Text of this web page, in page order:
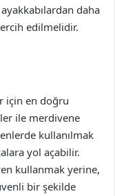
ayakkabılardan daha
edilmelidir.
için en doğru
ile merdivene
kullanılmak
yol açabilir.
kullanmak yerine,
bir şekilde